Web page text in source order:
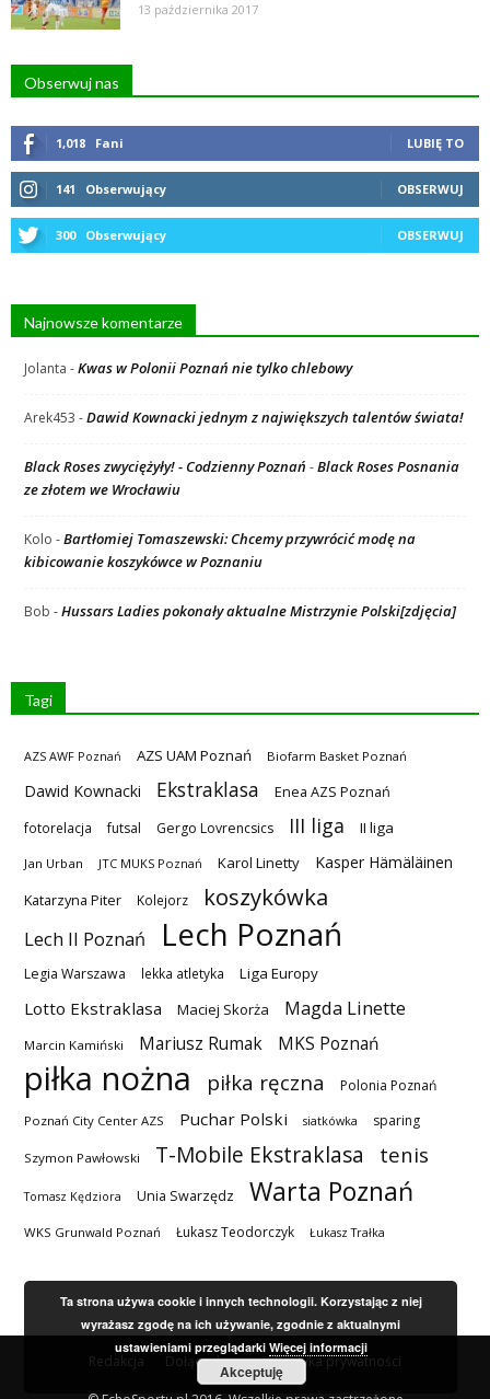
13 października 2017
Obserwuj nas
1,018 Fani LUBIĘ TO
141 Obserwujący OBSERWUJ
300 Obserwujący OBSERWUJ
Najnowsze komentarze
Jolanta -Kwas w Polonii Poznań nie tylko chlebowy
Arek453 -Dawid Kownacki jednym z największych talentów świata!
Black Roses zwyciężyły! - Codzienny Poznań -Black Roses Posnania
ze złotem we Wrocławiu
Kolo -Bartłomiej Tomaszewski: Chcemy przywrócić modę na
kibicowanie koszykówce w Poznaniu
Bob -Hussars Ladies pokonały aktualne Mistrzynie Polski[zdjęcia]
Tagi
AZS AWF Poznań AZS UAM Poznań Biofarm Basket Poznań
Dawid Kownacki Ekstraklasa Enea AZS Poznań
fotorelacja futsal Gergo Lovrencsics III liga II liga
Jan Urban JTC MUKS Poznań Karol Linetty Kasper Hämäläinen
Katarzyna Piter Kolejorz koszykówka
Lech II Poznań Lech Poznań
Legia Warszawa lekka atletyka Liga Europy
Lotto Ekstraklasa Maciej Skorża Magda Linette
Marcin Kamiński Mariusz Rumak MKS Poznań
piłka nożna piłka ręczna Polonia Poznań
Poznań City Center AZS Puchar Polski siatkówka sparing
Szymon Pawłowski T-Mobile Ekstraklasa tenis
Tomasz Kędziora Unia Swarzędz Warta Poznań
WKS Grunwald Poznań Łukasz Teodorczyk Łukasz Trałka
Redakcja Dołącz do nas Polityka prywatności
Ta strona używa cookie i innych technologii. Korzystając z niej
wyrażasz zgodę na ich używanie, zgodnie z aktualnymi
ustawieniami przeglądarki Więcej informacji
Akceptuję